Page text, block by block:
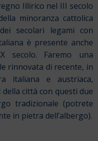
Illirico nel III secolo
minoranza cattolica
secolari legami con
è presente anche
secolo. Faremo una
rinnovata di recente, in
italiana e austriaca,
città con questi due
tradizionale (potrete
in pietra dell’albergo).